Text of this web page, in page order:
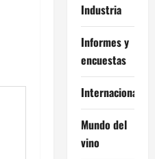
Industria
Informes y
encuestas
Internacional
Mundo del
vino